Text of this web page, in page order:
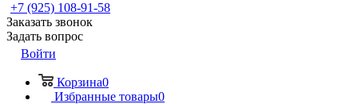
+7 (925) 108-91-58
Заказать звонок
Задать вопрос
Войти
Корзина0
Избранные товары0